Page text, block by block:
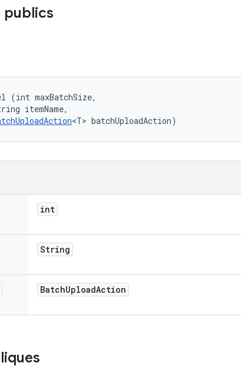
publics
(int maxBatchSize,
itemName,
<T> batchUploadAction)
int
String
BatchUploadAction